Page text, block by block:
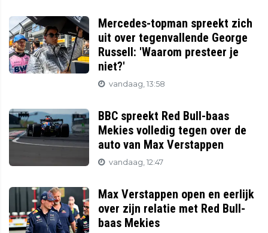
Mercedes-topman spreekt zich
uit over tegenvallende George
Russell: 'Waarom presteer je
niet?'
vandaag, 13:58
BBC spreekt Red Bull-baas
Mekies volledig tegen over de
auto van Max Verstappen
vandaag, 12:47
Max Verstappen open en eerlijk
over zijn relatie met Red Bull-
baas Mekies